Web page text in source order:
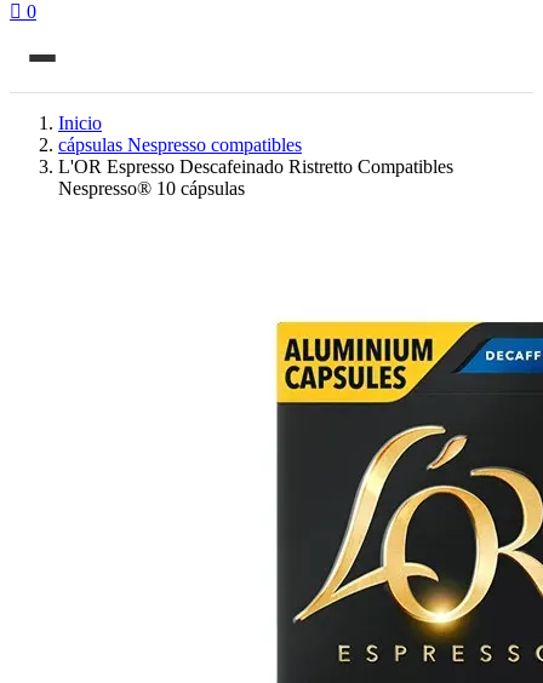
 0
Inicio
cápsulas Nespresso compatibles
L'OR Espresso Descafeinado Ristretto Compatibles
Nespresso® 10 cápsulas